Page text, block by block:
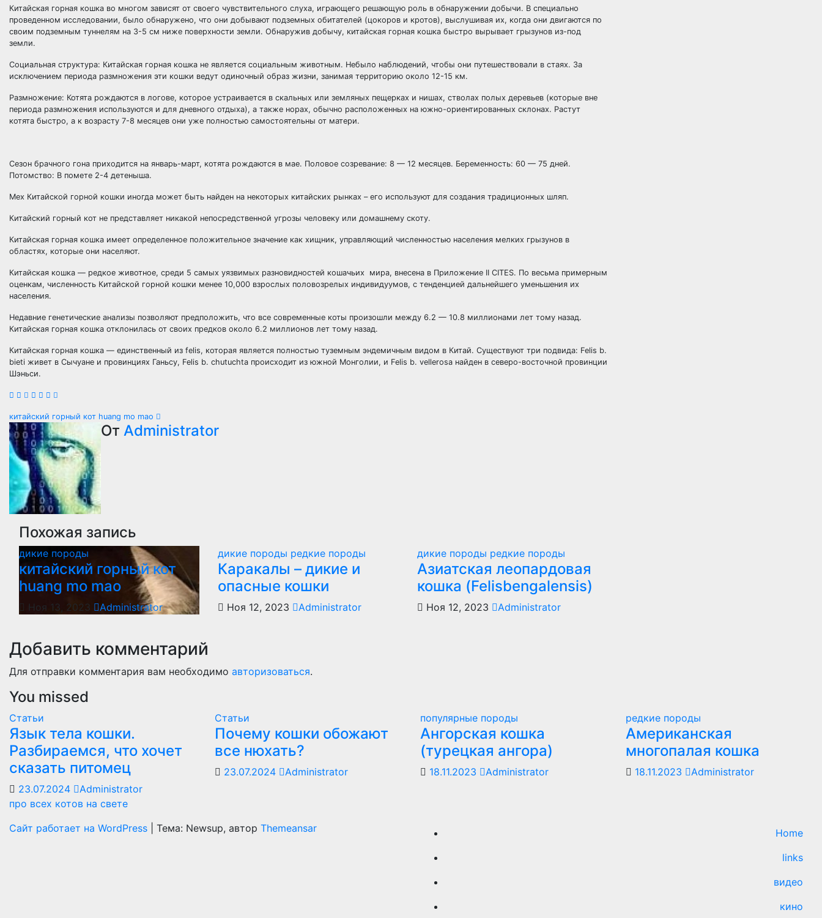
Китайская горная кошка во многом зависят от своего чувствительного слуха, играющего решающую роль в обнаружении добычи. В специально
проведенном исследовании, было обнаружено, что они добывают подземных обитателей (цокоров и кротов), выслушивая их, когда они двигаются по
своим подземным туннелям на 3-5 см ниже поверхности земли. Обнаружив добычу, китайская горная кошка быстро вырывает грызунов из-под
земли.
Социальная структура: Китайская горная кошка не является социальным животным. Небыло наблюдений, чтобы они путешествовали в стаях. За
исключением периода размножения эти кошки ведут одиночный образ жизни, занимая территорию около 12-15 км.
Размножение: Котята рождаются в логове, которое устраивается в скальных или земляных пещерках и нишах, стволах полых деревьев (которые вне
периода размножения используются и для дневного отдыха), а также норах, обычно расположенных на южно-ориентированных склонах. Растут
котята быстро, а к возрасту 7-8 месяцев они уже полностью самостоятельны от матери.
Сезон брачного гона приходится на январь-март, котята рождаются в мае. Половое созревание: 8 — 12 месяцев. Беременность: 60 — 75 дней.
Потомство: В помете 2-4 детеныша.
Мех Китайской горной кошки иногда может быть найден на некоторых китайских рынках – его используют для создания традиционных шляп.
Китайский горный кот не представляет никакой непосредственной угрозы человеку или домашнему скоту.
Китайская горная кошка имеет определенное положительное значение как хищник, управляющий численностью населения мелких грызунов в
областях, которые они населяют.
Китайская кошка — редкое животное, среди 5 самых уязвимых разновидностей кошачьих мира, внесена в Приложение II CITES. По весьма примерным
оценкам, численность Китайской горной кошки менее 10,000 взрослых половозрелых индивидуумов, с тенденцией дальнейшего уменьшения их
населения.
Недавние генетические анализы позволяют предположить, что все современные коты произошли между 6.2 — 10.8 миллионами лет тому назад.
Китайская горная кошка отклонилась от своих предков около 6.2 миллионов лет тому назад.
Китайская горная кошка — единственный из felis, которая является полностью туземным эндемичным видом в Китай. Существуют три подвида: Felis b.
bieti живет в Сычуане и провинциях Ганьсу, Felis b. chutuchta происходит из южной Монголии, и Felis b. vellerosa найден в северо-восточной провинции
Шэньси.
Навигация
по
записям
китайский горный кот huang mo mao
От Administrator
Похожая запись
дикие породы
китайский горный кот
huang mo mao
Ноя 13, 2023 Administrator
дикие породы редкие породы
Каракалы – дикие и
опасные кошки
Ноя 12, 2023 Administrator
дикие породы редкие породы
Азиатская леопардовая
кошка (Felisbengalensis)
Ноя 12, 2023 Administrator
Добавить комментарий
Для отправки комментария вам необходимо авторизоваться.
You missed
Статьи
Язык тела кошки.
Разбираемся, что хочет
сказать питомец
23.07.2024 Administrator
Статьи
Почему кошки обожают
все нюхать?
23.07.2024 Administrator
популярные породы
Ангорская кошка
(турецкая ангора)
18.11.2023 Administrator
редкие породы
Американская
многопалая кошка
18.11.2023 Administrator
про всех котов на свете
Сайт работает на WordPress
Тема: Newsup, автор Themeansar
Home
links
видео
кино